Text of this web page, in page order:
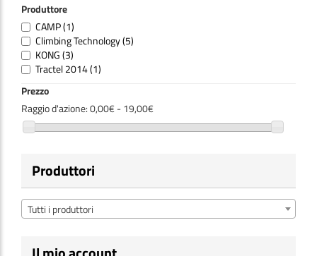
Produttore
CAMP(1)
Climbing Technology(5)
KONG(3)
Tractel 2014(1)
Prezzo
Raggio d'azione:0,00€ - 19,00€
Produttori
Tutti i produttori